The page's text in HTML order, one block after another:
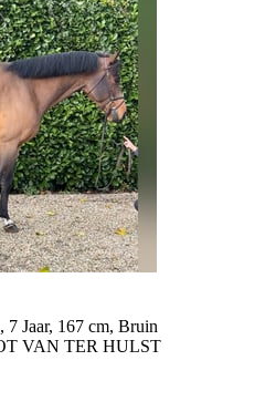
7 Jaar, 167 cm, Bruin
VAN TER HULST